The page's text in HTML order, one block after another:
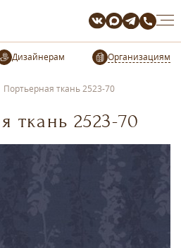
Организациям
Портьерная ткань 2523-70
ткань 2523-70